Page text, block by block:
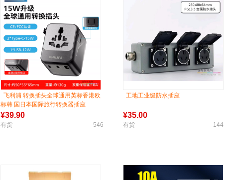
飞利浦 转换插头全球通用英标香港欧
标韩 国日本国际旅行转换器插座
¥39.90
有货 546
工地工业级防水插座
¥35.00
有货 144